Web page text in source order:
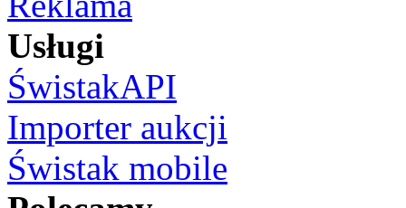
Usługi
ŚwistakAPI
Importer aukcji
Świstak mobile